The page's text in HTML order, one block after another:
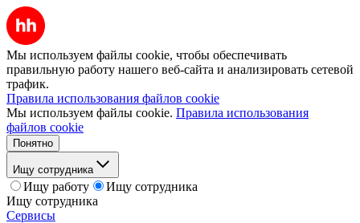
Мы используем файлы cookie, чтобы обеспечивать
правильную работу нашего веб-сайта и анализировать сетевой
трафик.
Правила использования файлов cookie
Мы используем файлы cookie. Правила использования
файлов cookie
Понятно
Ищу сотрудника
Ищу работу
Ищу сотрудника
Ищу сотрудника
Сервисы